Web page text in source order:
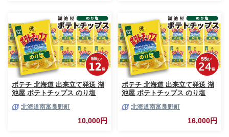
グ あとからカタログポイント
あとからカタログギフト ふるさ
と納税 ）
ポテチ 北海道 出来立て発送 湖
池屋 ポテトチップス のり塩
じゃがいも スナック スナック
菓子 ポテトチップ チップス ポ
テト 芋 菓子 お菓子 おやつ 大
北海道南富良野町
10,000円
ポテチ 北海道 出来立て発送 湖
池屋 ポテトチップス のり塩
じゃがいも スナック スナック
菓子 ポテトチップ チップス ポ
テト 芋 菓子 お菓子 おやつ 大
北海道南富良野町
16,000円